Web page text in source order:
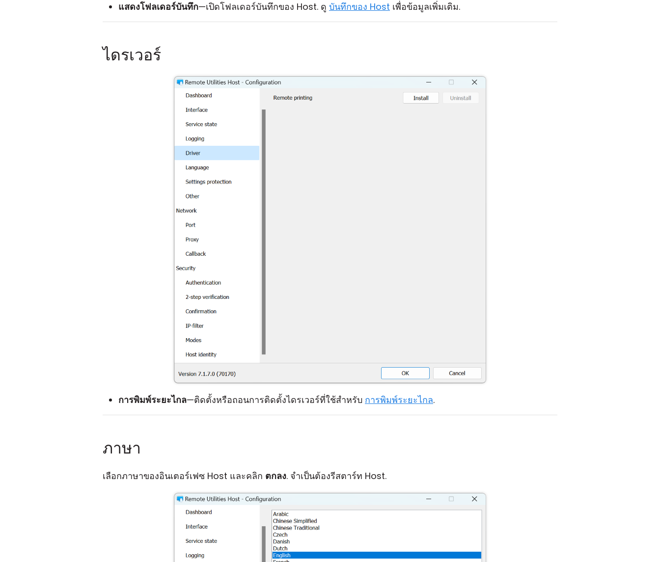
แสดงโฟลเดอร์บันทึก—เปิดโฟลเดอร์บันทึกของ Host. ดู บันทึกของ Host เพื่อข้อมูลเพิ่มเติม.
ไดรเวอร์
การพิมพ์ระยะไกล—ติดตั้งหรือถอนการติดตั้งไดรเวอร์ที่ใช้สำหรับ การพิมพ์ระยะไกล.
ภาษา
เลือกภาษาของอินเตอร์เฟซ Host และคลิก ตกลง. จำเป็นต้องรีสตาร์ท Host.